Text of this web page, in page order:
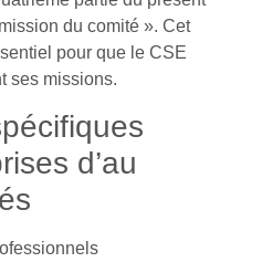
du comité ». Cet
pour que le CSE
ses missions.
d’au